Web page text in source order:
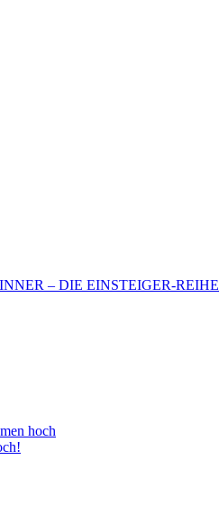
– DIE EINSTEIGER-REIHE
hoch